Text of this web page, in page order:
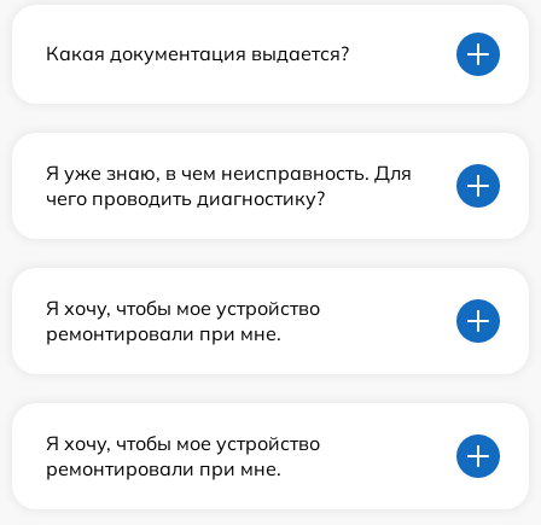
Какая документация выдается?
Я уже знаю, в чем неисправность. Для
чего проводить диагностику?
Я хочу, чтобы мое устройство
ремонтировали при мне.
Я хочу, чтобы мое устройство
ремонтировали при мне.